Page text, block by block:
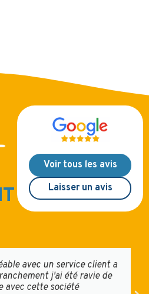
Voir tous les avis
Laisser un avis
avec un service client a
j'ai été ravie de
avec cette société